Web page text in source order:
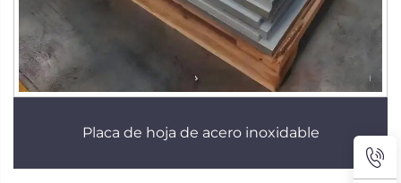
Placa de hoja de acero inoxidable